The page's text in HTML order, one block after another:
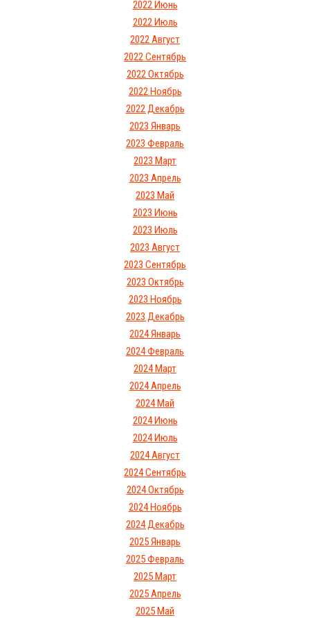
2022 Июнь
2022 Июль
2022 Август
2022 Сентябрь
2022 Октябрь
2022 Ноябрь
2022 Декабрь
2023 Январь
2023 Февраль
2023 Март
2023 Апрель
2023 Май
2023 Июнь
2023 Июль
2023 Август
2023 Сентябрь
2023 Октябрь
2023 Ноябрь
2023 Декабрь
2024 Январь
2024 Февраль
2024 Март
2024 Апрель
2024 Май
2024 Июнь
2024 Июль
2024 Август
2024 Сентябрь
2024 Октябрь
2024 Ноябрь
2024 Декабрь
2025 Январь
2025 Февраль
2025 Март
2025 Апрель
2025 Май